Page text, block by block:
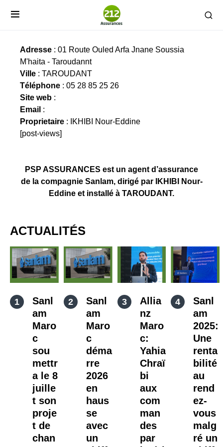
PSP ASSURANCES
Adresse : 01 Route Ouled Arfa Jnane Soussia
M'haita - Taroudannt
Ville : TAROUDANT
Téléphone : 05 28 85 25 26
Site web :
Email :
Proprietaire : IKHIBI Nour-Eddine
[post-views]
PSP ASSURANCES est un agent d’assurance
de la compagnie Sanlam, dirigé par IKHIBI Nour-
Eddine et installé à TAROUDANT.
ACTUALITÉS
Sanl
am
Maro
c
sou
mettr
a le 8
juille
t son
proje
t de
chan
Sanl
am
Maro
c
déma
rre
2026
en
haus
se
avec
un
Allia
nz
Maro
c:
Yahia
Chraï
bi
aux
com
man
des
par
Sanl
am
2025:
Une
renta
bilité
au
rend
ez-
vous
malg
ré un